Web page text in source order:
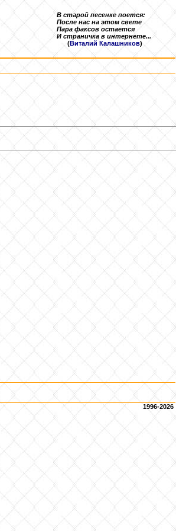
В старой песенке поется:
После нас на этом свете
Пара факсов остается
И страничка в интернете...
(Виталий Калашников)
1996-2026